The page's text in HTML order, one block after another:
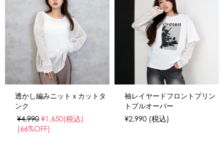
透かし編みニットｘカットタ
ンク
¥4,990 ¥1,650(税込)
(66%OFF)
袖レイヤードフロントプリン
トプルオーバー
¥2,990 (税込)